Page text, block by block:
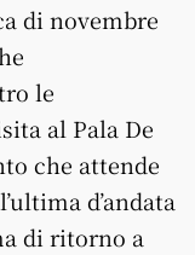
di novembre
le
al Pala De
che attende
d’andata
di ritorno a